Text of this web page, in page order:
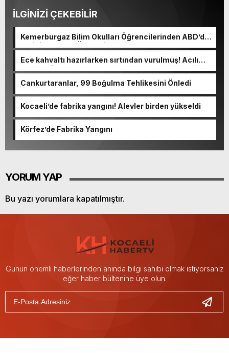
İLGİNİZİ ÇEKEBİLİR
Kemerburgaz Bilim Okulları Öğrencilerinden ABD’de
Tarihi Başarı: 6 Öğrenci 14 Madalya Kazandı
Ece kahvaltı hazırlarken sırtından vurulmuş! Acılı
anne: Evime patates almak haram
Cankurtaranlar, 99 Boğulma Tehlikesini Önledi
Kocaeli’de fabrika yangını! Alevler birden yükseldi
Körfez’de Fabrika Yangını
YORUM YAP
Bu yazı yorumlara kapatılmıştır.
Günün önemli haberlerinden anında bilgi sahibi olmak istiyorsanız
eğer haber bültenine üye olun.